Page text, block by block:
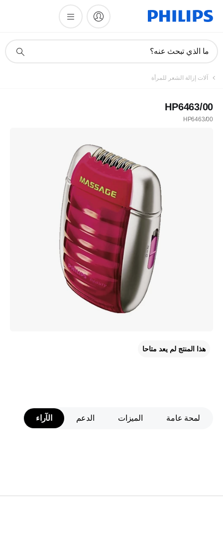
دعم
ما الذي تبحث عنه؟
آلات إزالة الشعر للمرأة
HP6463/00
HP6463/00
هذا المنتج لم يعد متاحا
لمحة عامة الميزات الدعم الآراء